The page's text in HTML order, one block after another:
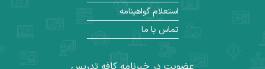
استعلام گواهینامه
تماس با ما